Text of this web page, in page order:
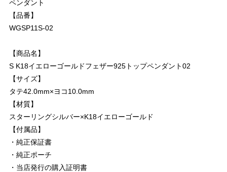
ペンダント
【品番】
WGSP11S-02
【商品名】
S K18イエローゴールドフェザー925トップペンダント02
【サイズ】
タテ42.0mm×ヨコ10.0mm
【材質】
スターリングシルバー×K18イエローゴールド
【付属品】
・純正保証書
・純正ポーチ
・当店発行の購入証明書